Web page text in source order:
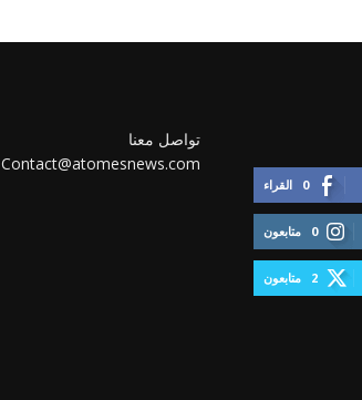
تواصل معنا
Contact@atomesnews.com
0 القراء
0 متابعون
2 متابعون